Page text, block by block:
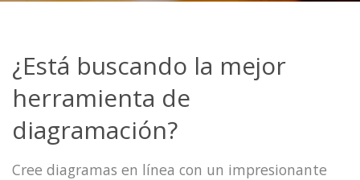
¿Está buscando la mejor
herramienta de
diagramación?
Cree diagramas en línea con un impresionante